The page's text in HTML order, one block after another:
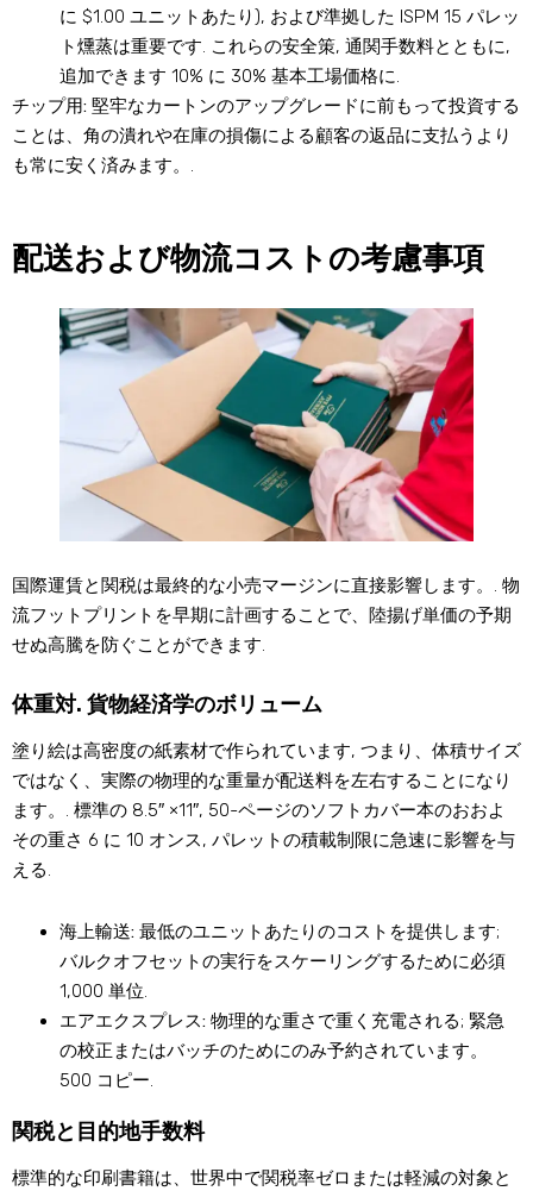
に $1.00 ユニットあたり), および準拠した ISPM 15 パレッ
ト燻蒸は重要です. これらの安全策, 通関手数料とともに,
追加できます 10% に 30% 基本工場価格に.
チップ用: 堅牢なカートンのアップグレードに前もって投資する
ことは、角の潰れや在庫の損傷による顧客の返品に支払うより
も常に安く済みます。.
配送および物流コストの考慮事項
国際運賃と関税は最終的な小売マージンに直接影響します。. 物
流フットプリントを早期に計画することで、陸揚げ単価の予期
せぬ高騰を防ぐことができます.
体重対. 貨物経済学のボリューム
塗り絵は高密度の紙素材で作られています, つまり、体積サイズ
ではなく、実際の物理的な重量が配送料を左右することになり
ます。. 標準の 8.5″ ×11″, 50-ページのソフトカバー本のおおよ
その重さ 6 に 10 オンス, パレットの積載制限に急速に影響を与
える.
海上輸送: 最低のユニットあたりのコストを提供します;
バルクオフセットの実行をスケーリングするために必須
1,000 単位.
エアエクスプレス: 物理的な重さで重く充電される; 緊急
の校正またはバッチのためにのみ予約されています。
500 コピー.
関税と目的地手数料
標準的な印刷書籍は、世界中で関税率ゼロまたは軽減の対象と